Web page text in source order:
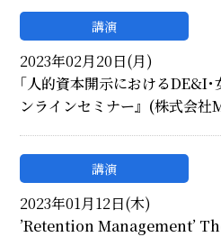
講演
2023年02月20日(月)
｢人的資本開示におけるDE&I
ンラインセミナー』(株式会
講演
2023年01月12日(木)
’Retention Management’